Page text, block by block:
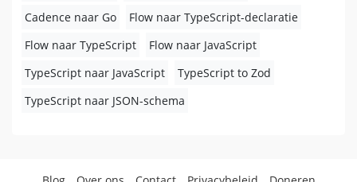
Cadence naar Go
Flow naar TypeScript-declaratie
Flow naar TypeScript
Flow naar JavaScript
TypeScript naar JavaScript
TypeScript to Zod
TypeScript naar JSON-schema